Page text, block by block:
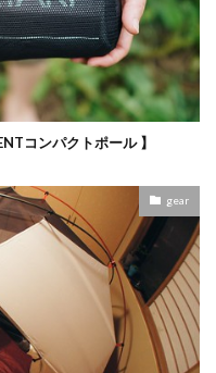
コンパクトポール 】
gear